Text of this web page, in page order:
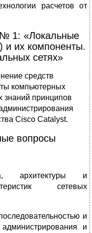
расчетов от
1: «Локальные
и их компоненты.
сетях»
средств
компьютерных
знаний принципов
Cisco Catalyst.
вопросы
архитектуры и
сетевых
и
и